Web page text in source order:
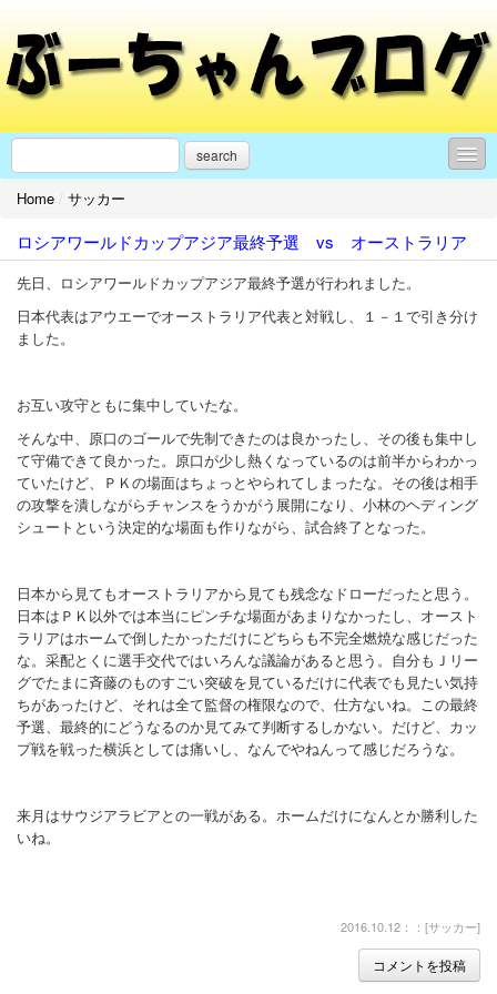
search
日々の活動・思うこと
モンテディオ山形
イベントのお知らせ
サッカー
お問合せ
Home / サッカー
ロシアワールドカップアジア最終予選 vs オーストラリア
先日、ロシアワールドカップアジア最終予選が行われました。
日本代表はアウエーでオーストラリア代表と対戦し、１－１で引き分け
ました。
お互い攻守ともに集中していたな。
そんな中、原口のゴールで先制できたのは良かったし、その後も集中し
て守備できて良かった。原口が少し熱くなっているのは前半からわかっ
ていたけど、ＰＫの場面はちょっとやられてしまったな。その後は相手
の攻撃を潰しながらチャンスをうかがう展開になり、小林のヘディング
シュートという決定的な場面も作りながら、試合終了となった。
日本から見てもオーストラリアから見ても残念なドローだったと思う。
日本はＰＫ以外では本当にピンチな場面があまりなかったし、オースト
ラリアはホームで倒したかっただけにどちらも不完全燃焼な感じだった
な。采配とくに選手交代ではいろんな議論があると思う。自分もＪリー
グでたまに斉藤のものすごい突破を見ているだけに代表でも見たい気持
ちがあったけど、それは全て監督の権限なので、仕方ないね。この最終
予選、最終的にどうなるのか見てみて判断するしかない。だけど、カッ
プ戦を戦った横浜としては痛いし、なんでやねんって感じだろうな。
来月はサウジアラビアとの一戦がある。ホームだけになんとか勝利した
いね。
2016.10.12：：[サッカー]
コメントを投稿